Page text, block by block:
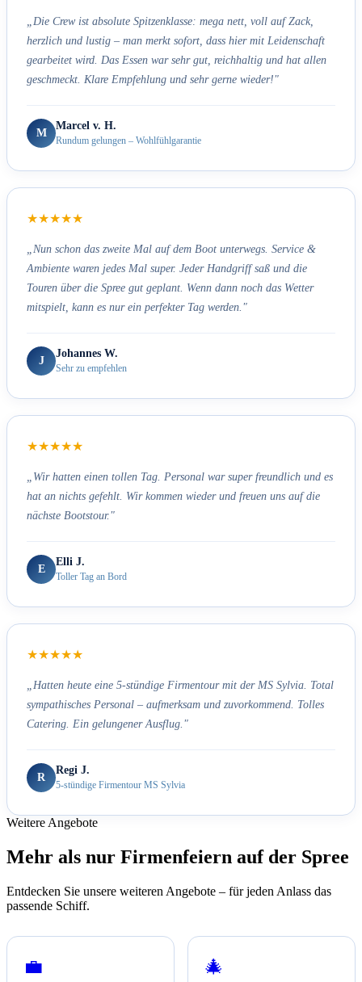
„Die Crew ist absolute Spitzenklasse: mega nett, voll auf Zack,
herzlich und lustig – man merkt sofort, dass hier mit Leidenschaft
gearbeitet wird. Das Essen war sehr gut, reichhaltig und hat allen
geschmeckt. Klare Empfehlung und sehr gerne wieder!"
M
Marcel v. H.
Rundum gelungen – Wohlfühlgarantie
★★★★★
„Nun schon das zweite Mal auf dem Boot unterwegs. Service &
Ambiente waren jedes Mal super. Jeder Handgriff saß und die
Touren über die Spree gut geplant. Wenn dann noch das Wetter
mitspielt, kann es nur ein perfekter Tag werden."
J
Johannes W.
Sehr zu empfehlen
★★★★★
„Wir hatten einen tollen Tag. Personal war super freundlich und es
hat an nichts gefehlt. Wir kommen wieder und freuen uns auf die
nächste Bootstour."
E
Elli J.
Toller Tag an Bord
★★★★★
„Hatten heute eine 5-stündige Firmentour mit der MS Sylvia. Total
sympathisches Personal – aufmerksam und zuvorkommend. Tolles
Catering. Ein gelungener Ausflug."
R
Regi J.
5-stündige Firmentour MS Sylvia
Weitere Angebote
Mehr als nur Firmenfeiern auf der Spree
Entdecken Sie unsere weiteren Angebote – für jeden Anlass das
passende Schiff.
💼 🎄